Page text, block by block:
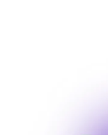
ایم، داشته باشد تا
ریسک اقدام به معامله و